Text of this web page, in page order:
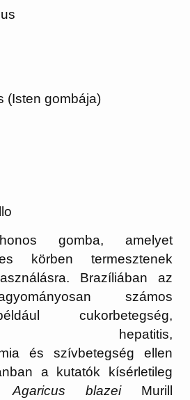
(Isten gombája)
gomba, amelyet
körben termesztenek
Brazíliában az
számos
cukorbetegség,
hepatitis,
és szívbetegség ellen
a kutatók kísérletileg
Agaricus blazeiMurill